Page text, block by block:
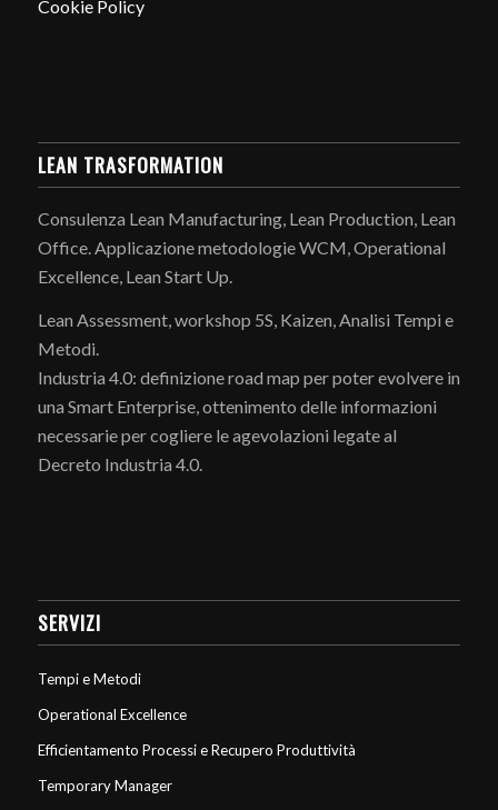
Cookie Policy
LEAN TRASFORMATION
Consulenza Lean Manufacturing, Lean Production, Lean
Office. Applicazione metodologie WCM, Operational
Excellence, Lean Start Up.
Lean Assessment, workshop 5S, Kaizen, Analisi Tempi e
Metodi.
Industria 4.0: definizione road map per poter evolvere in
una Smart Enterprise, ottenimento delle informazioni
necessarie per cogliere le agevolazioni legate al
Decreto Industria 4.0.
SERVIZI
Tempi e Metodi
Operational Excellence
Efficientamento Processi e Recupero Produttività
Temporary Manager